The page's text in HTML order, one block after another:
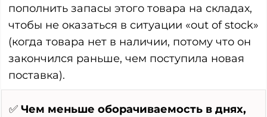
пополнить запасы этого товара на складах,
чтобы не оказаться в ситуации «out of stock»
(когда товара нет в наличии, потому что он
закончился раньше, чем поступила новая
поставка).
✅ Чем меньше оборачиваемость в днях,